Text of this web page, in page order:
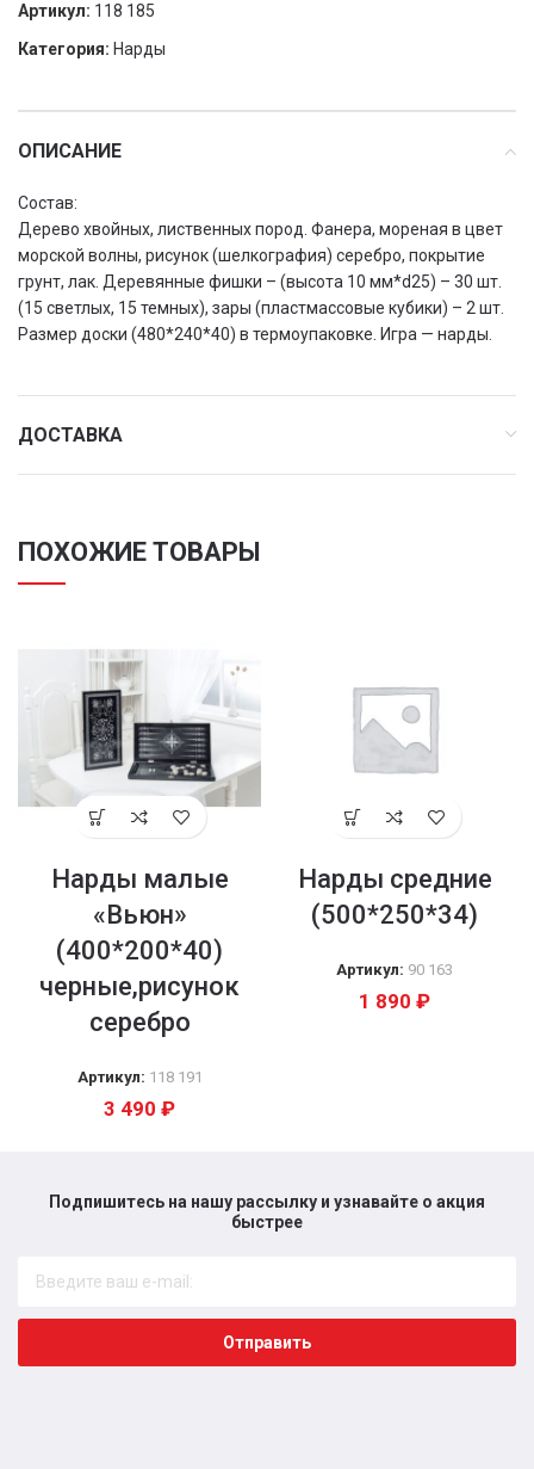
Артикул: 118 185
Категория: Нарды
ОПИСАНИЕ
Состав:
Дерево хвойных, лиственных пород. Фанера, мореная в цвет
морской волны, рисунок (шелкография) серебро, покрытие
грунт, лак. Деревянные фишки – (высота 10 мм*d25) – 30 шт.
(15 светлых, 15 темных), зары (пластмассовые кубики) – 2 шт.
Размер доски (480*240*40) в термоупаковке. Игра — нарды.
ДОСТАВКА
ПОХОЖИЕ ТОВАРЫ
Нарды малые
«Вьюн»
(400*200*40)
черные,рисунок
серебро
Артикул: 118 191
3 490 ₽
Нарды средние
(500*250*34)
Артикул: 90 163
1 890 ₽
Подпишитесь на нашу рассылку и узнавайте о акция
быстрее​
Отправить